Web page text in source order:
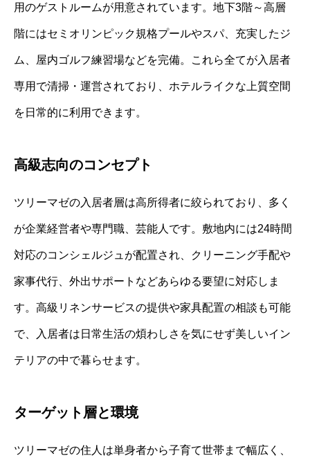
用のゲストルームが用意されています。地下3階～高層
階にはセミオリンピック規格プールやスパ、充実したジ
ム、屋内ゴルフ練習場などを完備。これら全てが入居者
専用で清掃・運営されており、ホテルライクな上質空間
を日常的に利用できます。
高級志向のコンセプト
ツリーマゼの入居者層は高所得者に絞られており、多く
が企業経営者や専門職、芸能人です。敷地内には24時間
対応のコンシェルジュが配置され、クリーニング手配や
家事代行、外出サポートなどあらゆる要望に対応しま
す。高級リネンサービスの提供や家具配置の相談も可能
で、入居者は日常生活の煩わしさを気にせず美しいイン
テリアの中で暮らせます。
ターゲット層と環境
ツリーマゼの住人は単身者から子育て世帯まで幅広く、